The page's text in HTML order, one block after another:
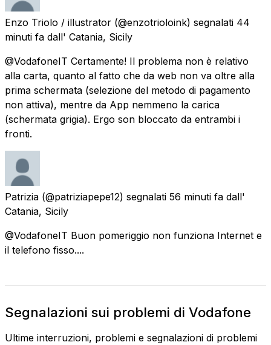
Enzo Triolo / illustrator (@enzotrioloink) segnalati 44
minuti fa dall' Catania, Sicily
@VodafoneIT Certamente! Il problema non è relativo
alla carta, quanto al fatto che da web non va oltre alla
prima schermata (selezione del metodo di pagamento
non attiva), mentre da App nemmeno la carica
(schermata grigia). Ergo son bloccato da entrambi i
fronti.
Patrizia (@patriziapepe12) segnalati 56 minuti fa dall'
Catania, Sicily
@VodafoneIT Buon pomeriggio non funziona Internet e
il telefono fisso....
Segnalazioni sui problemi di Vodafone
Ultime interruzioni, problemi e segnalazioni di problemi